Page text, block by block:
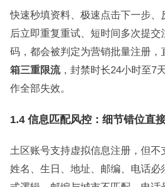
快速秒填资料、极速点击下一步、
后立即重复重试、短时间多次提交
码，都会被判定为营销批量注册，
箱三重限流，封禁时长24小时至7
作全部失效。
1.4 信息匹配风控：细节错位直
土区账号支持虚拟信息注册，但不
姓名、生日、地址、邮编、电话必